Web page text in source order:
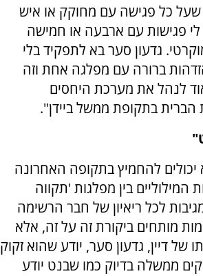
שעל כל פגישה עם מחוקק או איש
לי פגישות עם ארבעה או חמישה
גדעון סער בא לתפקיד בלי
ברורה עם מפלגה אחת וזה
לנהל את מערכת היחסים
בתקופת ממשל ביידן".
להחמיץ בתקופה האחרונה
המילוליים בין מפלגות 'תקווה
לכל ריאיון של חבר הרשימה
מותחים ביקורת זה על זה, אלא
של דיין, גדעון סער, יודע שהוא זקוק
ממשלה בדיוק כמו שבנט יודע